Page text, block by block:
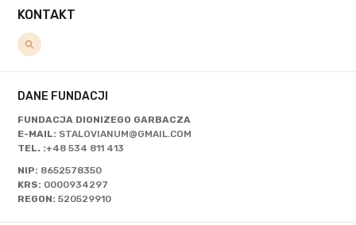
KONTAKT
DANE FUNDACJI
FUNDACJA DIONIZEGO GARBACZA
E-MAIL: STALOVIANUM@GMAIL.COM
TEL. :+48 534 811 413
NIP: 8652578350
KRS: 0000934297
REGON:520529910